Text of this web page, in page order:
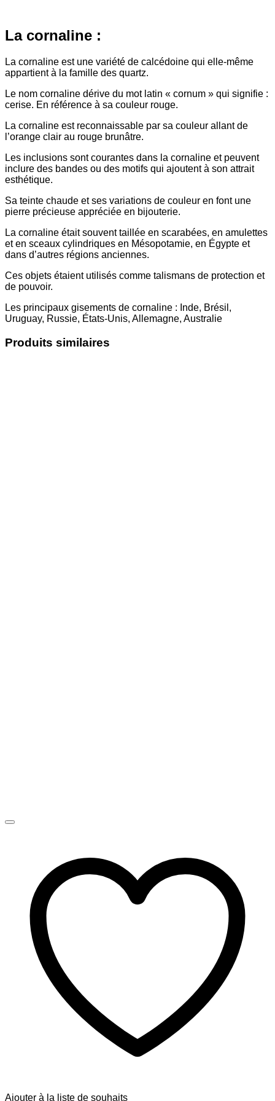
La cornaline :
La cornaline est une variété de calcédoine qui elle-même
appartient à la famille des quartz.
Le nom cornaline dérive du mot latin « cornum » qui signifie :
cerise. En référence à sa couleur rouge.
La cornaline est reconnaissable par sa couleur allant de
l’orange clair au rouge brunâtre.
Les inclusions sont courantes dans la cornaline et peuvent
inclure des bandes ou des motifs qui ajoutent à son attrait
esthétique.
Sa teinte chaude et ses variations de couleur en font une
pierre précieuse appréciée en bijouterie.
La cornaline était souvent taillée en scarabées, en amulettes
et en sceaux cylindriques en Mésopotamie, en Égypte et
dans d’autres régions anciennes.
Ces objets étaient utilisés comme talismans de protection et
de pouvoir.
Les principaux gisements de cornaline : Inde, Brésil,
Uruguay, Russie, États-Unis, Allemagne, Australie
Produits similaires
Ajouter à la liste de souhaits